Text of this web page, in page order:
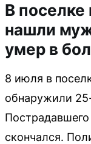
В поселке
нашли
умер в
8 июля в
обнаружили
скончался.